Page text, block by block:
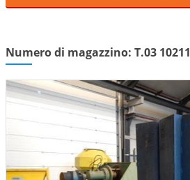
Numero di magazzino: T.03 10211